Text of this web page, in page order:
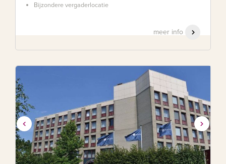
Bijzondere vergaderlocatie
meer info